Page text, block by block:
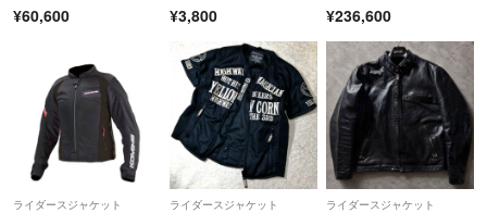
¥60,600 水 CE規格パッド付
¥3,800 ャケット
¥236,600
ライダースジャケット ライダースジャケット ライダースジャケット